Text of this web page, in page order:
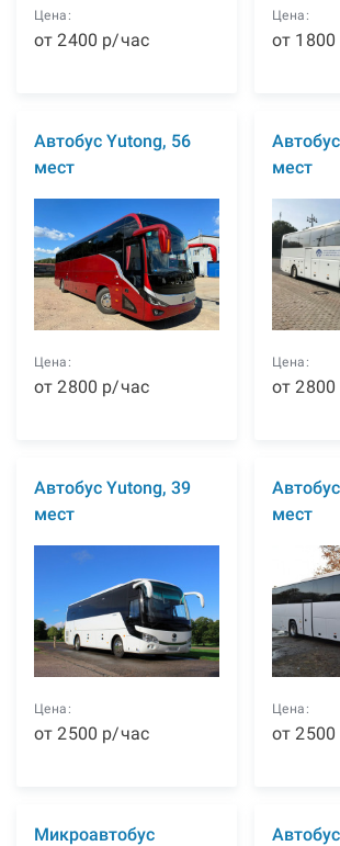
Цена:
от2400 р/час
Цена:
от 1800
Автобус Yutong, 56
мест
Цена:
от2800 р/час
мест
Цена:
от2800
Автобус Yutong, 39
мест
Цена:
от2500 р/час
мест
Цена:
от2500
Микроавтобус